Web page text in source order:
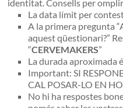
identitat. Consells per omplir
La data límit per
A la primera pregunta
aquest qüestionari?”
“CERVEMAKERS”
La durada aproximada
Important: SI
CAL POSAR-LO EN
No hi ha respostes